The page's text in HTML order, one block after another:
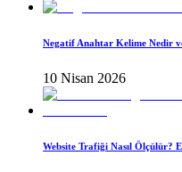
Negatif Anahtar Kelime Nedir
10 Nisan 2026
Website Trafiği Nasıl Ölçülür?